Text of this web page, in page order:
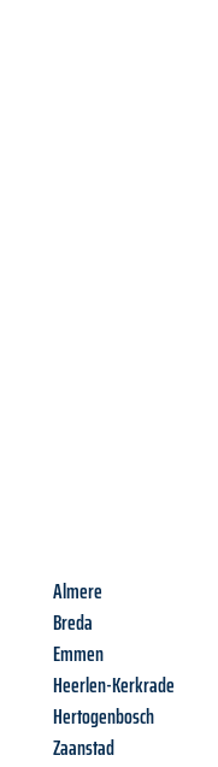
Almere
Breda
Emmen
Heerlen-Kerkrade
Hertogenbosch
Zaanstad